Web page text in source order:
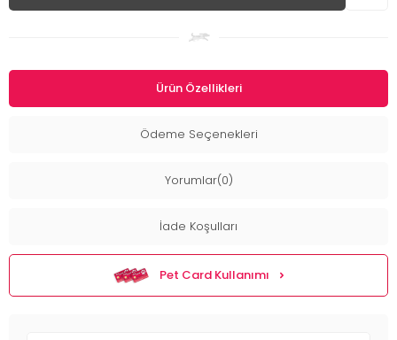
Ürün Özellikleri
Ödeme Seçenekleri
Yorumlar(0)
İade Koşulları
Pet Card Kullanımı